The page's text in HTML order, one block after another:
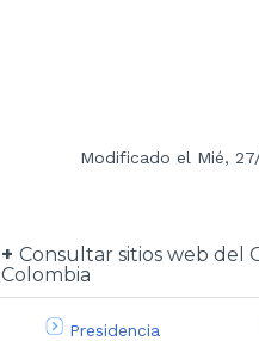
Modificado el Mié,
Consultar sitios web del
Colombia
Presidencia